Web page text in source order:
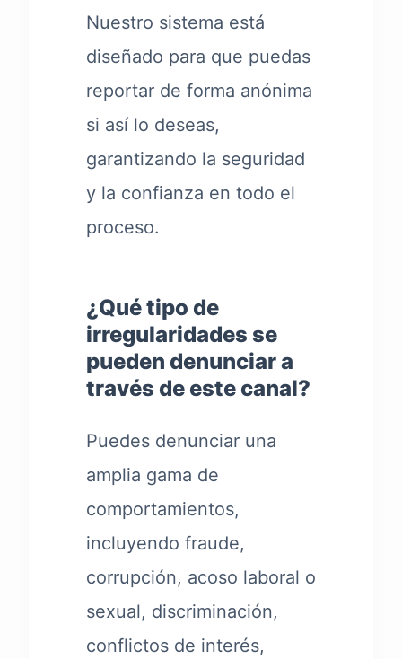
Nuestro sistema está
diseñado para que puedas
reportar de forma anónima
si así lo deseas,
garantizando la seguridad
y la confianza en todo el
proceso.
¿Qué tipo de
irregularidades se
pueden denunciar a
través de este canal?
Puedes denunciar una
amplia gama de
comportamientos,
incluyendo fraude,
corrupción, acoso laboral o
sexual, discriminación,
conflictos de interés,